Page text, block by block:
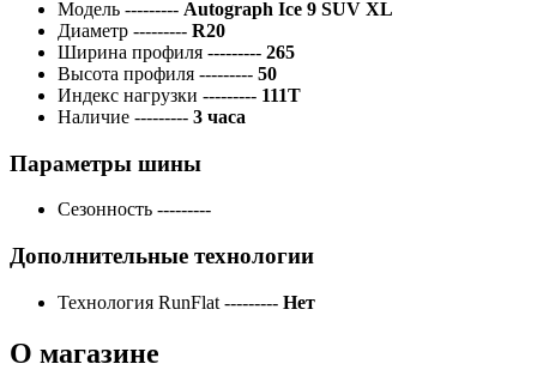
Модель --------- Autograph Ice 9 SUV XL
Диаметр --------- R20
Ширина профиля --------- 265
Высота профиля --------- 50
Индекс нагрузки --------- 111T
Наличие --------- 3 часа
Параметры шины
Сезонность ---------
Дополнительные технологии
Технология RunFlat --------- Нет
О магазине